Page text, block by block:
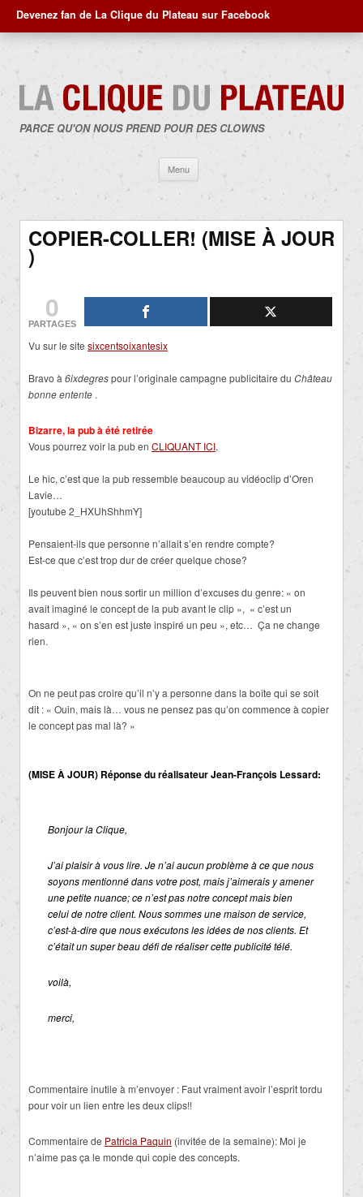
Devenez fan de La Clique du Plateau sur Facebook
PARCE QU'ON NOUS PREND POUR DES CLOWNS
Menu
contenu
COPIER-COLLER! (MISE À JOUR
)
0
PARTAGES
Vu sur le site sixcentsoixantesix
Bravo à 6ixdegrespour l’originale campagne publicitaire du Château
bonne entente .
Bizarre, la pub à été retirée
Vous pourrez voir la pub en CLIQUANT ICI.
Le hic, c’est que la pub ressemble beaucoup au vidéoclip d’Oren
Lavie…
[youtube 2_HXUhShhmY]
Pensaient-ils que personne n’allait s’en rendre compte?
Est-ce que c’est trop dur de créer quelque chose?
Ils peuvent bien nous sortir un million d’excuses du genre: « on
avait imaginé le concept de la pub avant le clip », « c’est un
hasard », « on s’en est juste inspiré un peu », etc… Ça ne change
rien.
On ne peut pas croire qu’il n’y a personne dans la boîte qui se soit
dit : « Ouin, mais là… vous ne pensez pas qu’on commence à copier
le concept pas mal là? »
(MISE À JOUR) Réponse du réalisateur Jean-François Lessard:
Bonjour la Clique,
J’ai plaisir à vous lire. Je n’ai aucun problème à ce que nous
soyons mentionné dans votre post, mais j’aimerais y amener
une petite nuance; ce n’est pas notre concept mais bien
celui de notre client. Nous sommes une maison de service,
c’est-à-dire que nous exécutons les idées de nos clients. Et
c’était un super beau défi de réaliser cette publicité télé.
voilà,
merci,
Commentaire inutile à m’envoyer : Faut vraiment avoir l’esprit tordu
pour voir un lien entre les deux clips!!
Commentaire de Patricia Paquin (invitée de la semaine): Moi je
n’aime pas ça le monde qui copie des concepts.